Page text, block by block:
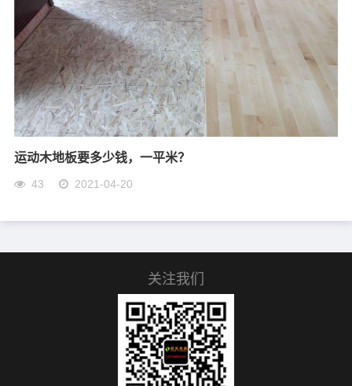
运动木地板要多少钱，一平米？
43 2021-04-20
关注我们